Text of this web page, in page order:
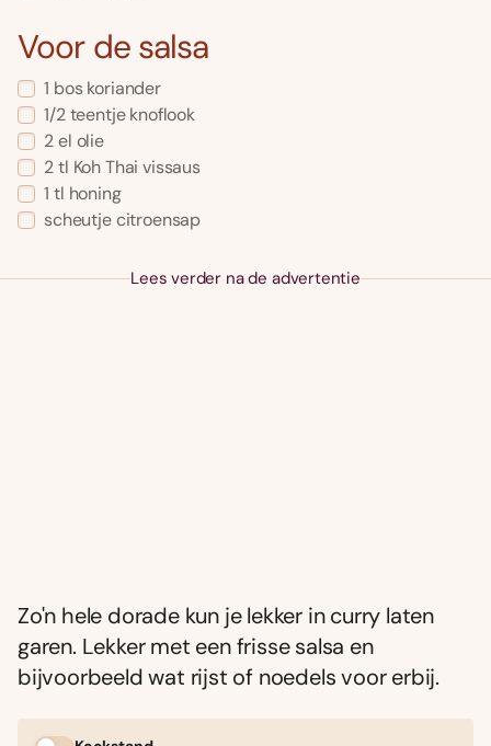
Voor de salsa
1 bos koriander
1/2 teentje knoflook
2el olie
2tl Koh Thai vissaus
1 tl honing
scheutje citroensap
Lees verder na de advertentie
Zo'n hele dorade kun je lekker in curry laten
garen. Lekker met een frisse salsa en
bijvoorbeeld wat rijst of noedels voor erbij.